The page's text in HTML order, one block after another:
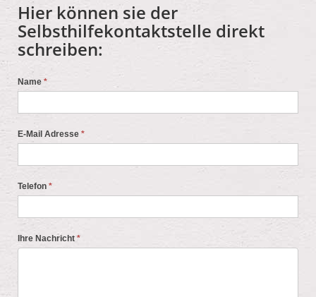
Hier können sie der
Selbsthilfekontaktstelle direkt
schreiben:
Name *
E-Mail Adresse *
Telefon *
Ihre Nachricht *